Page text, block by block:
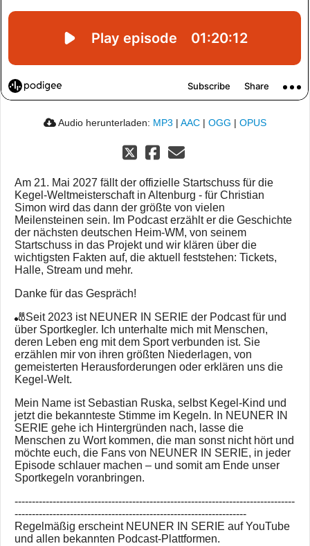
Audio herunterladen: MP3 | AAC | OGG | OPUS
Am 21. Mai 2027 fällt der offizielle Startschuss für die
Kegel-Weltmeisterschaft in Altenburg - für Christian
Simon wird das dann der größte von vielen
Meilensteinen sein. Im Podcast erzählt er die Geschichte
der nächsten deutschen Heim-WM, von seinem
Startschuss in das Projekt und wir klären über die
wichtigsten Fakten auf, die aktuell feststehen: Tickets,
Halle, Stream und mehr.
Danke für das Gespräch!
🎳Seit 2023 ist NEUNER IN SERIE der Podcast für und
über Sportkegler. Ich unterhalte mich mit Menschen,
deren Leben eng mit dem Sport verbunden ist. Sie
erzählen mir von ihren größten Niederlagen, von
gemeisterten Herausforderungen oder erklären uns die
Kegel-Welt.
Mein Name ist Sebastian Ruska, selbst Kegel-Kind und
jetzt die bekannteste Stimme im Kegeln. In NEUNER IN
SERIE gehe ich Hintergründen nach, lasse die
Menschen zu Wort kommen, die man sonst nicht hört und
möchte euch, die Fans von NEUNER IN SERIE, in jeder
Episode schlauer machen – und somit am Ende unser
Sportkegeln voranbringen.
---------------------------------------------------------------------------------
-------------------------------------------------------------------
Regelmäßig erscheint NEUNER IN SERIE auf YouTube
und allen bekannten Podcast-Plattformen.